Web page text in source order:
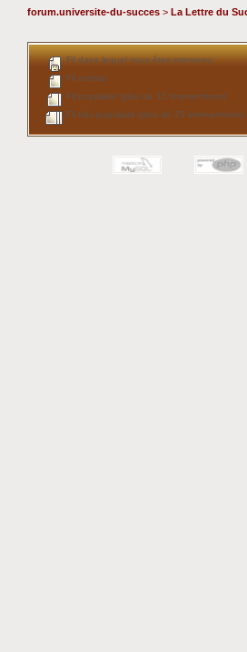
forum.universite-du-succes > La Lettre du
Fil dans lequel vous êtes intervenu
Fil normal
Fil populaire (plus de 15 interventions)
Fil très populaire (plus de 25 interventions)